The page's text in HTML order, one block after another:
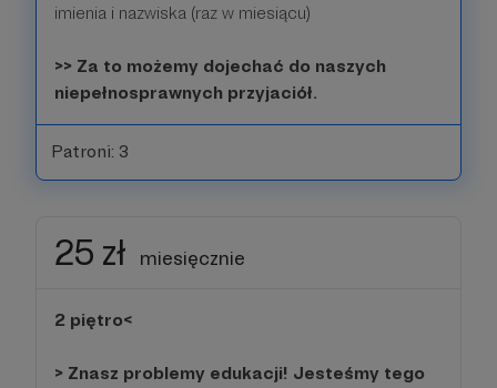
imienia i nazwiska (raz w miesiącu)
>> Za to możemy dojechać do naszych
niepełnosprawnych przyjaciół.
Patroni: 3
25 zł miesięcznie
2 piętro<
> Znasz problemy edukacji! Jesteśmy tego